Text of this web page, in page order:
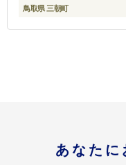
鳥取県 三朝町
あなたに